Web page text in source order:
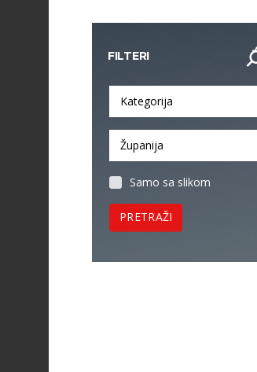
FILTERI
Kategorija
Županija
Samo sa slikom
PRETRAŽI